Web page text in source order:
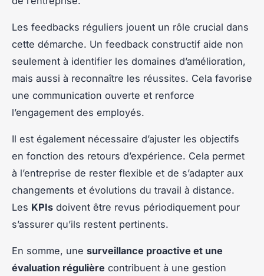
Les feedbacks réguliers jouent un rôle crucial dans
cette démarche. Un feedback constructif aide non
seulement à identifier les domaines d’amélioration,
mais aussi à reconnaître les réussites. Cela favorise
une communication ouverte et renforce
l’engagement des employés.
Il est également nécessaire d’ajuster les objectifs
en fonction des retours d’expérience. Cela permet
à l’entreprise de rester flexible et de s’adapter aux
changements et évolutions du travail à distance.
Les KPIs doivent être revus périodiquement pour
s’assurer qu’ils restent pertinents.
En somme, une surveillance proactive et une
évaluation régulière contribuent à une gestion